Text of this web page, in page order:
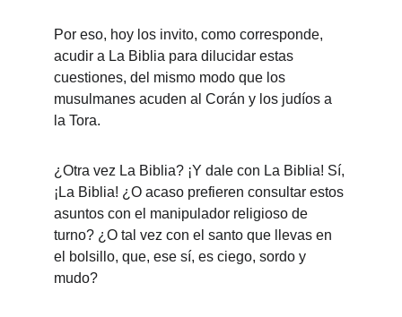
Por eso, hoy los invito, como corresponde,
acudir a La Biblia para dilucidar estas
cuestiones, del mismo modo que los
musulmanes acuden al Corán y los judíos a
la Tora.
¿Otra vez La Biblia? ¡Y dale con La Biblia! Sí,
¡La Biblia! ¿O acaso prefieren consultar estos
asuntos con el manipulador religioso de
turno? ¿O tal vez con el santo que llevas en
el bolsillo, que, ese sí, es ciego, sordo y
mudo?